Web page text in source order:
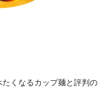
くなるカップ麺と評判の